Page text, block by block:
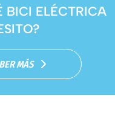
BICI ELÉCTRICA
MÁS